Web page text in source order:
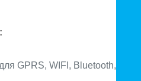
GPRS, WIFI, Bluetooth, 4G